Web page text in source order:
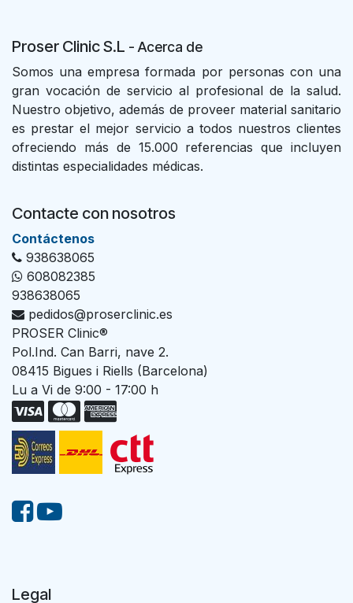
Proser Clinic S.L - Acerca de
Somos una empresa formada por personas con una
gran vocación de servicio al profesional de la salud.
Nuestro objetivo, además de proveer material sanitario
es prestar el mejor servicio a todos nuestros clientes
ofreciendo más de 15.000 referencias que incluyen
distintas especialidades médicas.
Contacte con nosotros
Con​tác​tenos
938638065
608082385
938638065
pedidos@proserclinic.es
PROSER Clinic®
Pol.Ind. Can Barri, nave 2.
08415 Bigues i Riells (Barcelona)
Lu a Vi de 9:00 - 17:00 h
Legal